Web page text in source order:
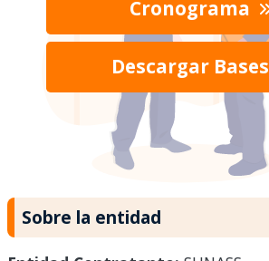
Cronograma
Descargar Bases
Sobre la entidad